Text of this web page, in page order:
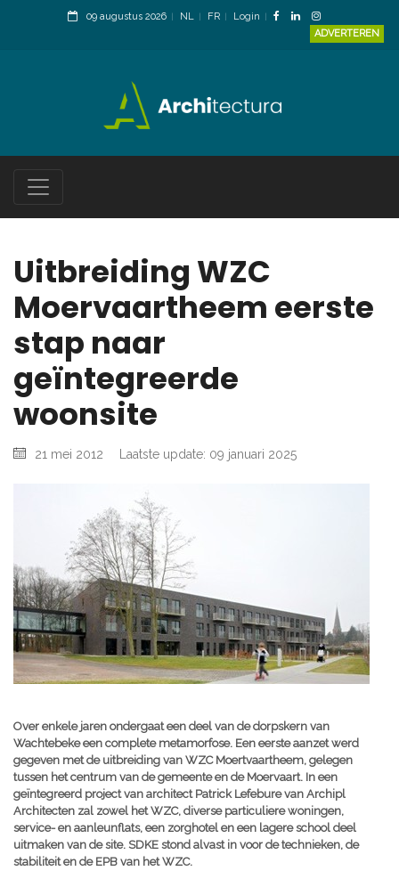
09 augustus 2026 NL FR
Login
ADVERTEREN
Uitbreiding WZC
Moervaartheem eerste
stap naar
geïntegreerde
woonsite
21 mei 2012 Laatste update: 09 januari 2025
Over enkele jaren ondergaat een deel van de dorpskern van
Wachtebeke een complete metamorfose. Een eerste aanzet werd
gegeven met de uitbreiding van WZC Moertvaartheem, gelegen
tussen het centrum van de gemeente en de Moervaart. In een
geïntegreerd project van architect Patrick Lefebure van Archipl
Architecten zal zowel het WZC, diverse particuliere woningen,
service- en aanleunflats, een zorghotel en een lagere school deel
uitmaken van de site. SDKE stond alvast in voor de technieken, de
stabiliteit en de EPB van het WZC.